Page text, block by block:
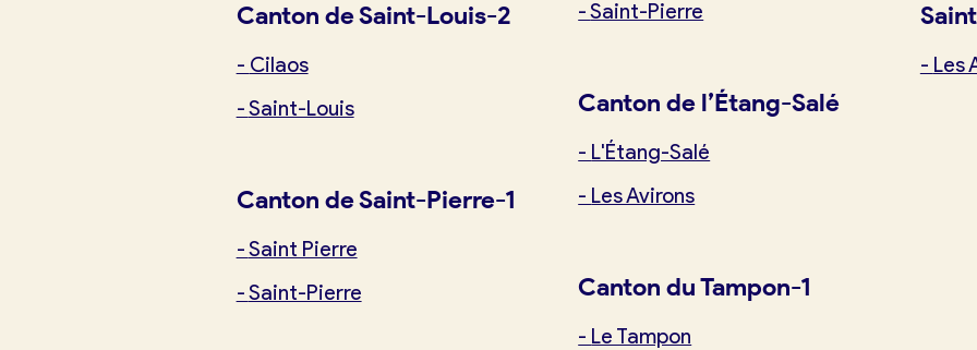
Je trouve ma boulangerie
Je suis boulanger
Mes tarifs
Canton de Saint-Louis-2
- Cilaos
-Saint-Louis
Canton de Saint-Pierre-1
-Saint Pierre
-Saint-Pierre
-Saint-Pierre
Canton de l’Étang-Salé
- L'Étang-Salé
- Les Avirons
Canton du Tampon-1
- Le Tampon
- Les